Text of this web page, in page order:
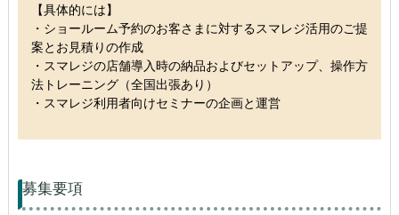
【具体的には】
・ショールーム予約のお客さまに対するスマレジ活用のご提
案とお見積りの作成
・スマレジの店舗導入時の納品およびセットアップ、操作方
法トレーニング（全国出張あり）
・スマレジ利用者向けセミナーの企画と運営
募集要項